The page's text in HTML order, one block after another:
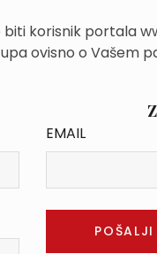
korisnik portala
ovisno o Vašem
EMAIL